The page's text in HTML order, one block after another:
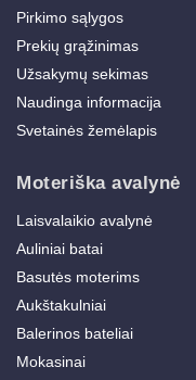
Pirkimo sąlygos
Prekių grąžinimas
Užsakymų sekimas
Naudinga informacija
Svetainės žemėlapis
Moteriška avalynė
Laisvalaikio avalynė
Auliniai batai
Basutės moterims
Aukštakulniai
Balerinos bateliai
Mokasinai